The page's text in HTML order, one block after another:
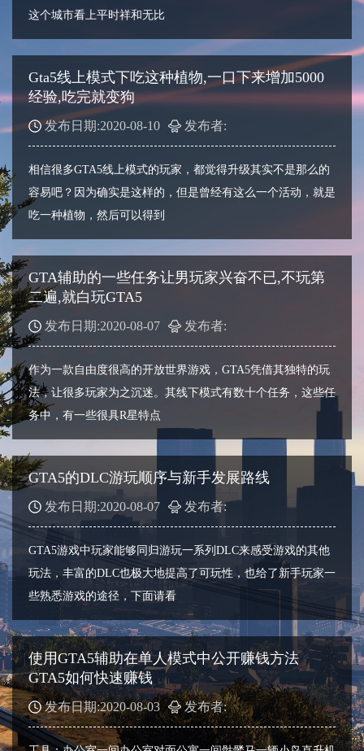
这个城市看上平时祥和无比
Gta5线上模式下吃这种植物,一口下来增加5000
经验,吃完就变狗
发布日期:2020-08-10 发布者:
相信很多GTA5线上模式的玩家，都觉得升级其实不是那么的
容易吧？因为确实是这样的，但是曾经有这么一个活动，就是
吃一种植物，然后可以得到
GTA辅助的一些任务让男玩家兴奋不已,不玩第
二遍,就白玩GTA5
发布日期:2020-08-07 发布者:
作为一款自由度很高的开放世界游戏，GTA5凭借其独特的玩
法，让很多玩家为之沉迷。其线下模式有数十个任务，这些任
务中，有一些很具R星特点
GTA5的DLC游玩顺序与新手发展路线
发布日期:2020-08-07 发布者:
GTA5游戏中玩家能够同归游玩一系列DLC来感受游戏的其他
玩法，丰富的DLC也极大地提高了可玩性，也给了新手玩家一
些熟悉游戏的途径，下面请看
使用GTA5辅助在单人模式中公开赚钱方法
GTA5如何快速赚钱
发布日期:2020-08-03 发布者: